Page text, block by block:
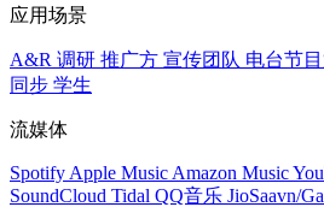
应用场景
A&R 调研 推广方 宣传团队 电台节目
同步 学生
流媒体
Spotify Apple Music Amazon Music
SoundCloud Tidal QQ音乐 JioSaavn/